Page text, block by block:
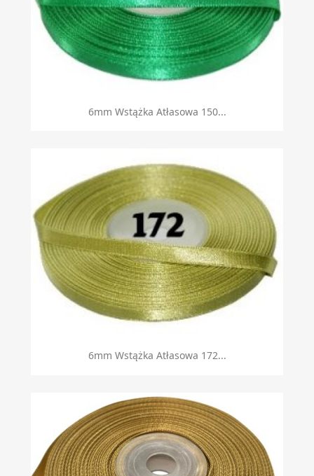
6mm Wstążka Atłasowa 150...
6mm Wstążka Atłasowa 172...